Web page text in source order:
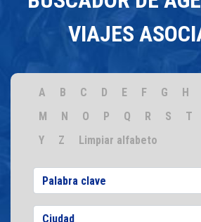
VIAJES
A B C D E F G H
M
N O P Q R S T
Y
Z Limpiar alfabeto